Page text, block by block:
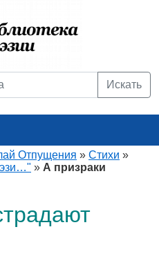
Искать
Отпущения » Стихи »
» А призраки